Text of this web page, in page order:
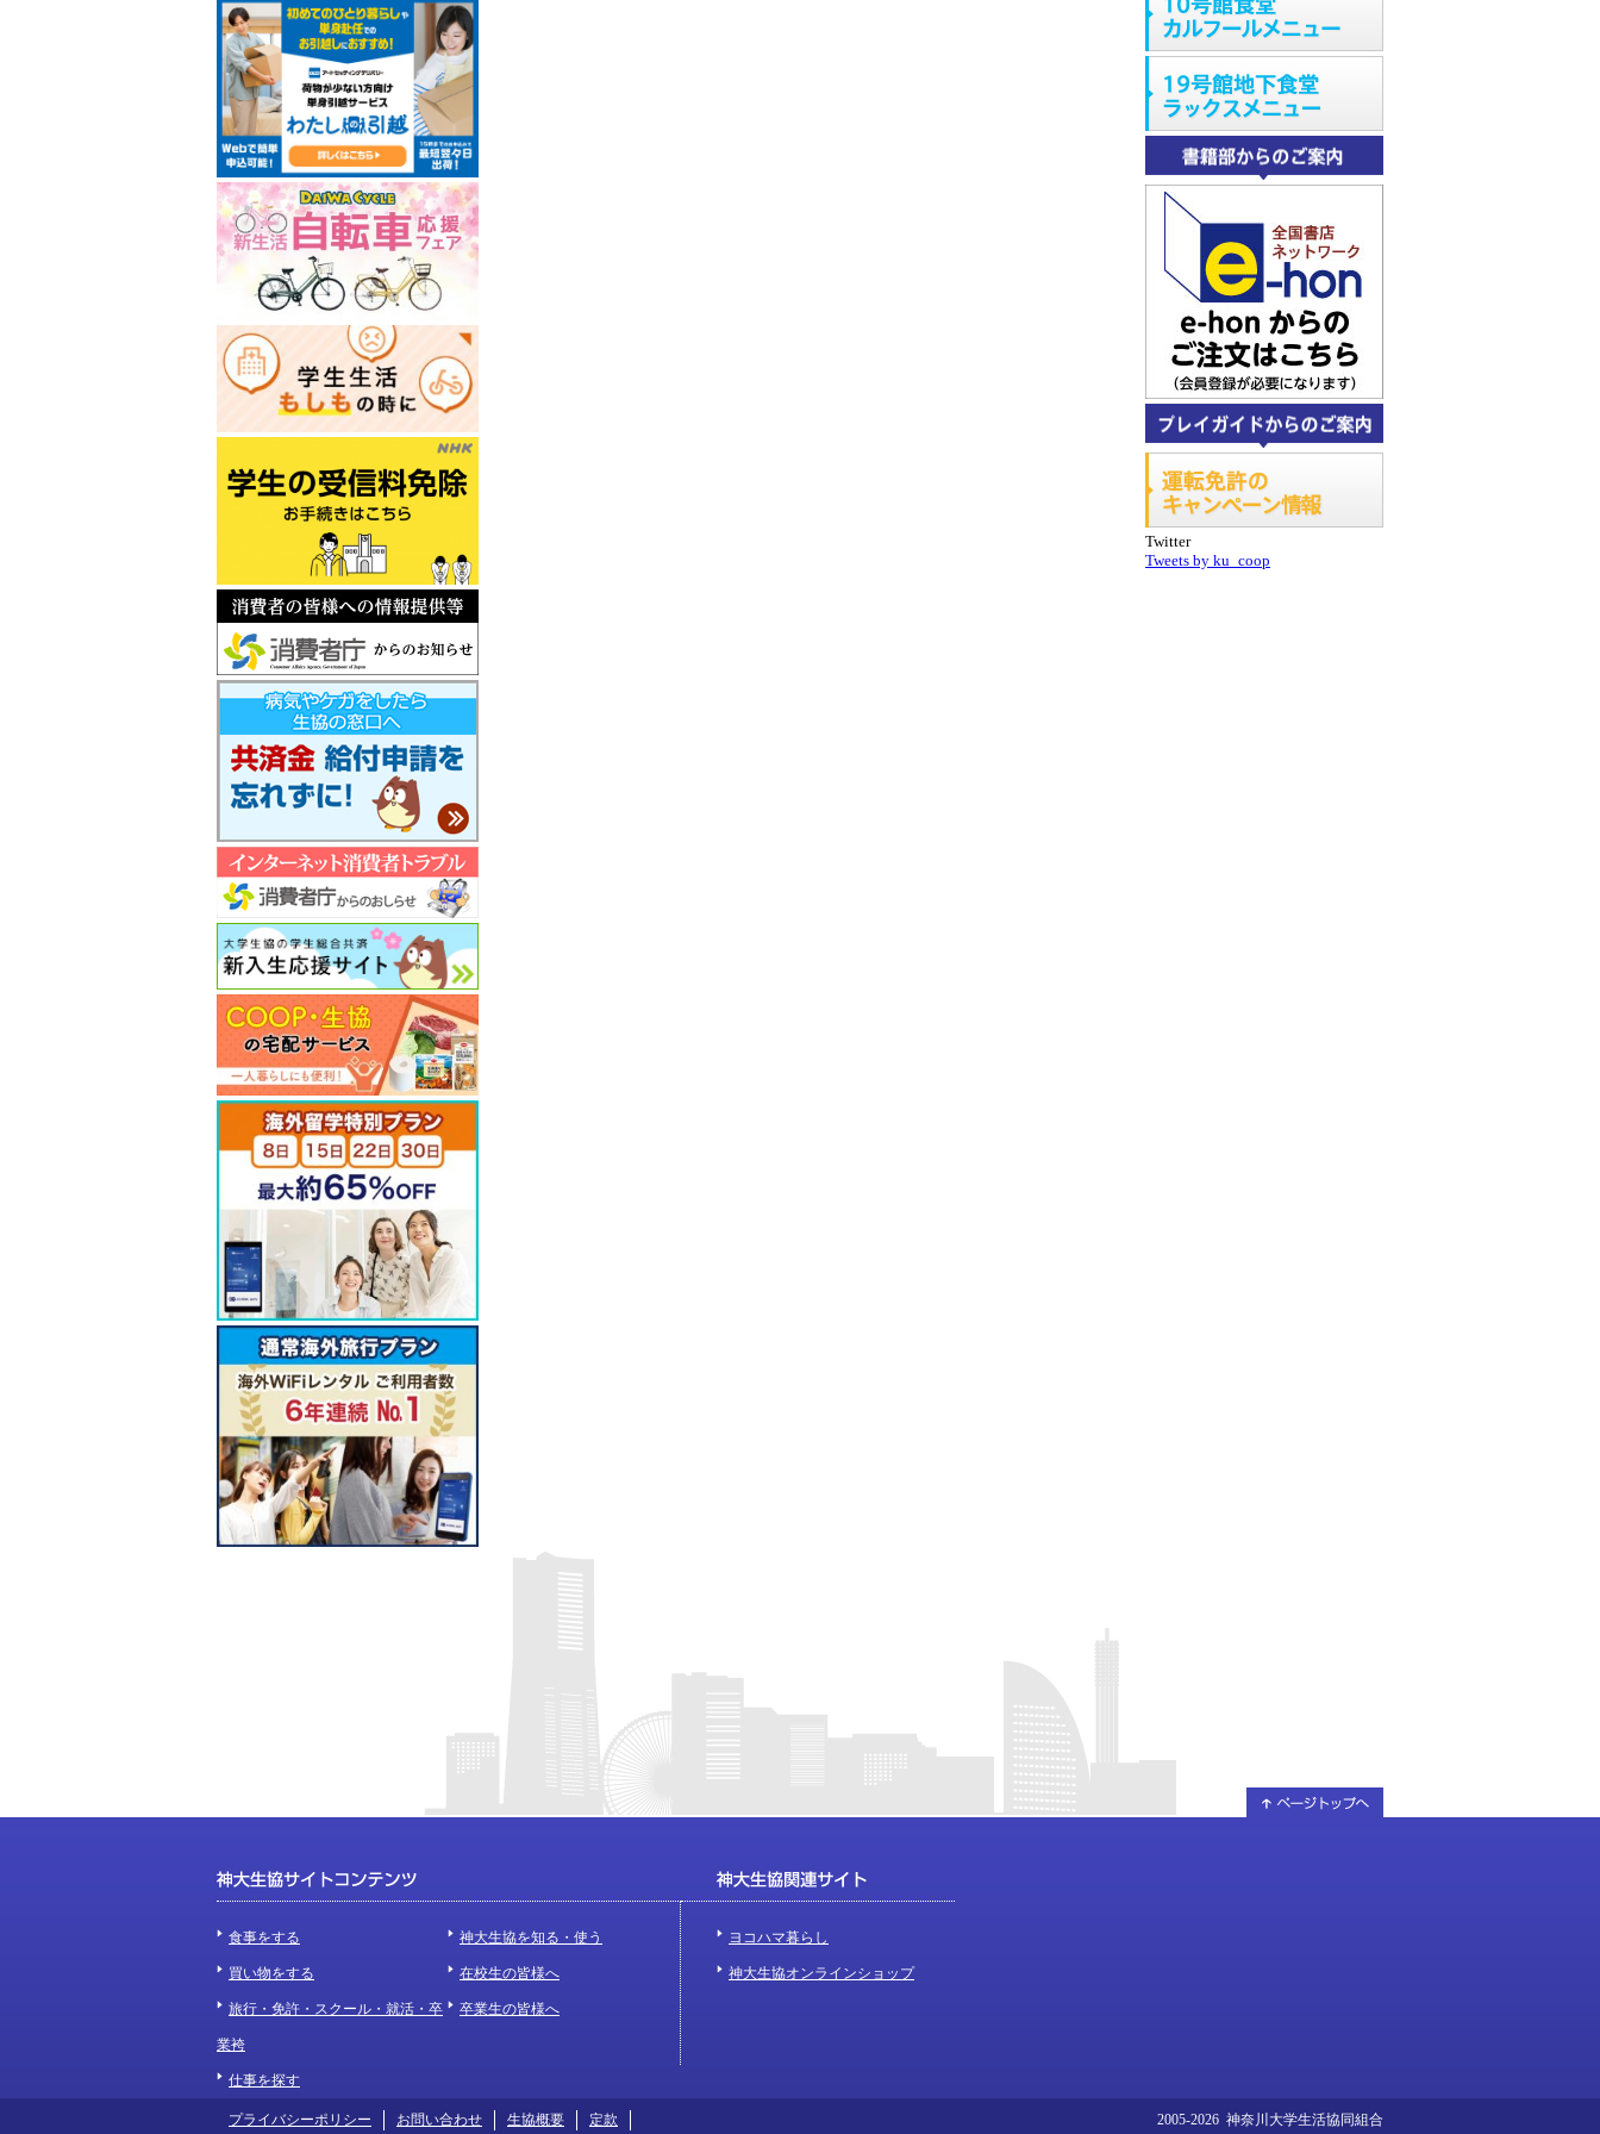
Twitter
Tweets by ku_coop
食事をする
買い物をする
旅行・免許・スクール・就活・卒
業袴
仕事を探す
神大生協を知る・使う
在校生の皆様へ
卒業生の皆様へ
ヨコハマ暮らし
神大生協オンラインショップ
プライバシーポリシー お問い合わせ 生協概要 定款 2005-2026 神奈川大学生活協同組合